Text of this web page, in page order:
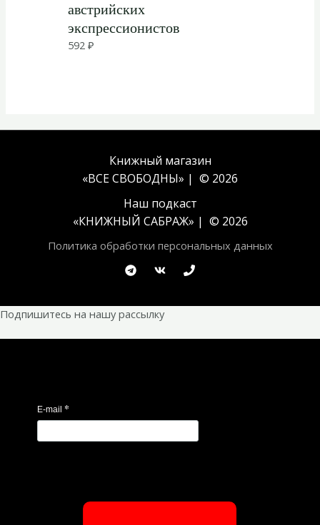
австрийских
экспрессионистов
592₽
Книжный магазин
«ВСЕ СВОБОДНЫ» | © 2026
Наш подкаст
«КНИЖНЫЙ САБРАЖ» | © 2026
Политика обработки персональных данных
Подпишитесь на нашу рассылку
E-mail *